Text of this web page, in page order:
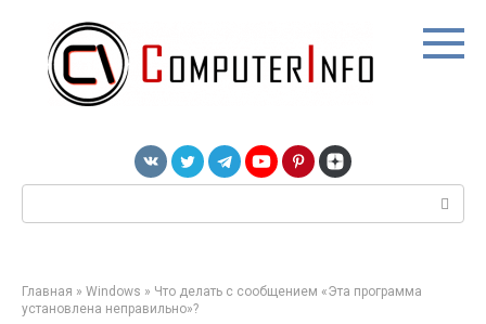
контенту
Главная » Windows » Что делать с сообщением «Эта программа
установлена неправильно»?